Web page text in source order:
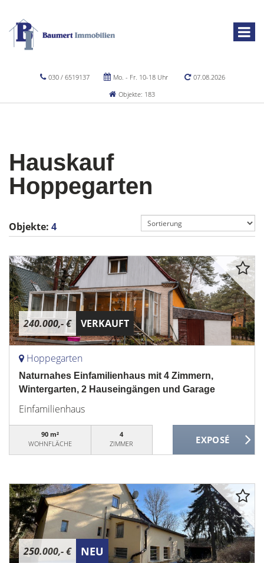
030 / 6519137 Mo. - Fr. 10-18 Uhr
07.08.2026
Objekte: 183
Hauskauf
Hoppegarten
Objekte: 4
240.000,- € VERKAUFT
Hoppegarten
Naturnahes Einfamilienhaus mit 4 Zimmern,
Wintergarten, 2 Hauseingängen und Garage
Einfamilienhaus
90 m²
WOHNFLÄCHE
4
ZIMMER
250.000,- € NEU